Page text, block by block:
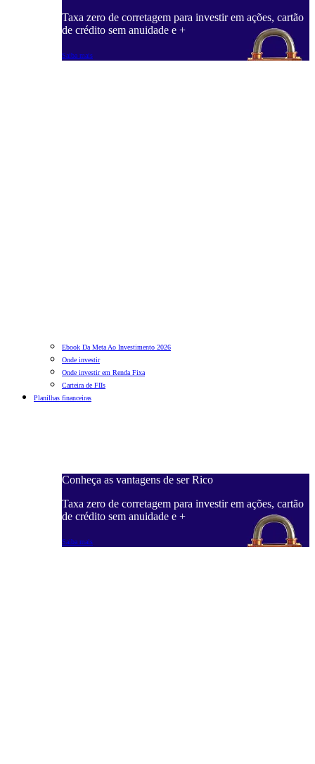
Taxa zero de corretagem para investir em ações, cartão
de crédito sem anuidade e +
Saiba mais
Ebook Da Meta Ao Investimento 2026
Onde investir
Onde investir em Renda Fixa
Carteira de FIIs
Planilhas financeiras
Conheça as vantagens de ser Rico
Taxa zero de corretagem para investir em ações, cartão
de crédito sem anuidade e +
Saiba mais